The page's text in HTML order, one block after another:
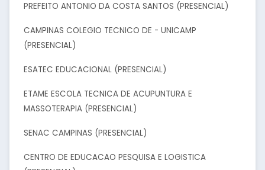
PREFEITO ANTONIO DA COSTA SANTOS (PRESENCIAL)
CAMPINAS COLEGIO TECNICO DE - UNICAMP
(PRESENCIAL)
ESATEC EDUCACIONAL (PRESENCIAL)
ETAME ESCOLA TECNICA DE ACUPUNTURA E
MASSOTERAPIA (PRESENCIAL)
SENAC CAMPINAS (PRESENCIAL)
CENTRO DE EDUCACAO PESQUISA E LOGISTICA